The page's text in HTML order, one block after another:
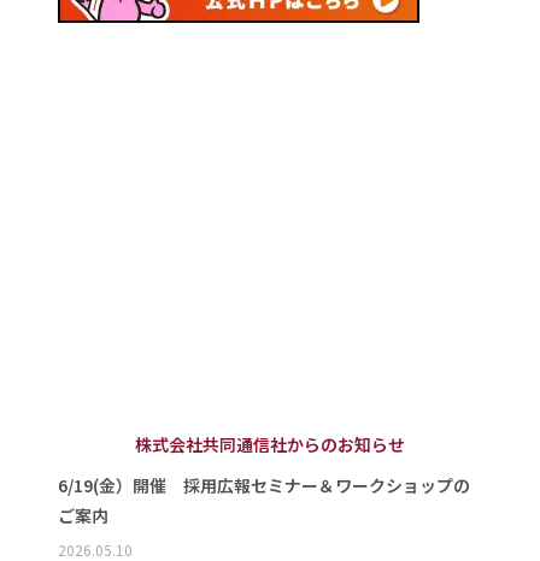
株式会社共同通信社からのお知らせ
6/19(金）開催 採用広報セミナー＆ワークショップの
ご案内
2026.05.10